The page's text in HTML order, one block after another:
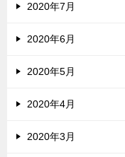
2020年7月
2020年6月
2020年5月
2020年4月
2020年3月